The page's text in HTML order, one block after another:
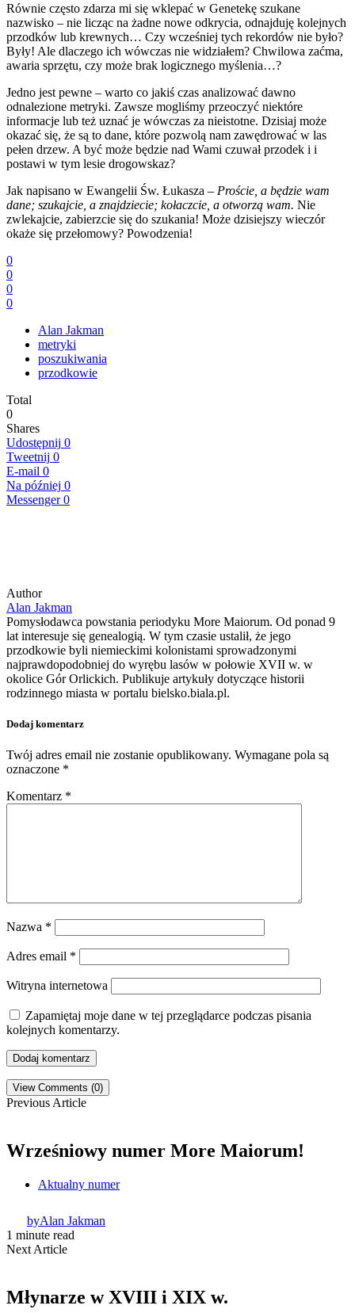
Równie często zdarza mi się wklepać w Genetekę szukane
nazwisko – nie licząc na żadne nowe odkrycia, odnajduję kolejnych
przodków lub krewnych… Czy wcześniej tych rekordów nie było?
Były! Ale dlaczego ich wówczas nie widziałem? Chwilowa zaćma,
awaria sprzętu, czy może brak logicznego myślenia…?
Jedno jest pewne – warto co jakiś czas analizować dawno
odnalezione metryki. Zawsze mogliśmy przeoczyć niektóre
informacje lub też uznać je wówczas za nieistotne. Dzisiaj może
okazać się, że są to dane, które pozwolą nam zawędrować w las
pełen drzew. A być może będzie nad Wami czuwał przodek i i
postawi w tym lesie drogowskaz?
Jak napisano w Ewangelii Św. Łukasza – Proście, a będzie wam
dane; szukajcie, a znajdziecie; kołaczcie, a otworzą wam. Nie
zwlekajcie, zabierzcie się do szukania! Może dzisiejszy wieczór
okaże się przełomowy? Powodzenia!
0
0
0
0
Alan Jakman
metryki
poszukiwania
przodkowie
Total
0
Shares
Udostępnij 0
Tweetnij 0
E-mail 0
Na później 0
Messenger 0
Author
Alan Jakman
Pomysłodawca powstania periodyku More Maiorum. Od ponad 9
lat interesuje się genealogią. W tym czasie ustalił, że jego
przodkowie byli niemieckimi kolonistami sprowadzonymi
najprawdopodobniej do wyrębu lasów w połowie XVII w. w
okolice Gór Orlickich. Publikuje artykuły dotyczące historii
rodzinnego miasta w portalu bielsko.biala.pl.
Dodaj komentarz
Twój adres email nie zostanie opublikowany. Wymagane pola są
oznaczone *
Komentarz *
Nazwa *
Adres email *
Witryna internetowa
Zapamiętaj moje dane w tej przeglądarce podczas pisania
kolejnych komentarzy.
View Comments (0)
Previous Article
Wrześniowy numer More Maiorum!
Aktualny numer
byAlan Jakman
1 minute read
Next Article
Młynarze w XVIII i XIX w.